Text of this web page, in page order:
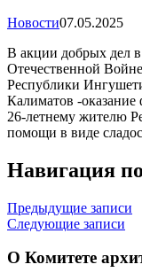
Новости07.05.2025
В акции добрых дел
Отечественной
Республики
Калиматов -
26-летнему жителю
помощи в виде
Навигация
Предыдущие записи
Следующие записи
О Комитете